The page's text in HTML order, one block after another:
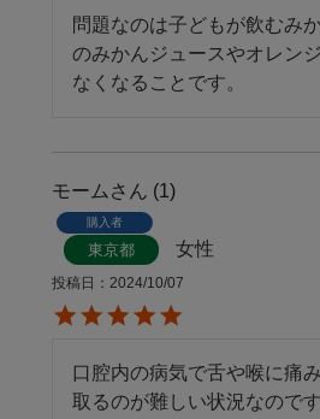
問題なのは子どもが飲むみ
のみかんジュースやオレン
なくなることです。
モーム 1
購入者
東京都 女性
投稿日 2024/10/07
口腔内の病気で舌や喉に痛
取るのが難しい状況なので